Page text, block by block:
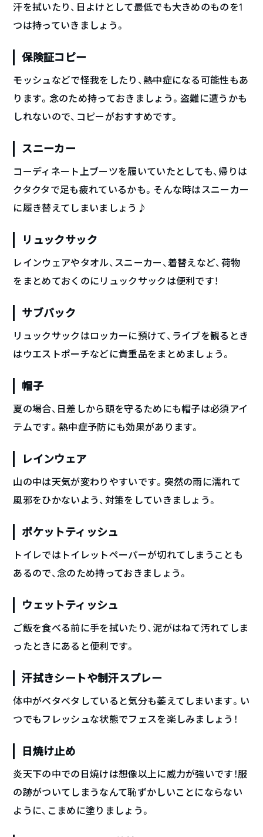
汗を拭いたり、日よけとして最低でも大きめのものを1
つは持っていきましょう。
保険証コピー
モッシュなどで怪我をしたり、熱中症になる可能性もあ
ります。念のため持っておきましょう。盗難に遭うかも
しれないので、コピーがおすすめです。
スニーカー
コーディネート上ブーツを履いていたとしても、帰りは
クタクタで足も疲れているかも。そんな時はスニーカー
に履き替えてしまいましょう♪
リュックサック
レインウェアやタオル、スニーカー、着替えなど、荷物
をまとめておくのにリュックサックは便利です！
サブバック
リュックサックはロッカーに預けて、ライブを観るとき
はウエストポーチなどに貴重品をまとめましょう。
帽子
夏の場合、日差しから頭を守るためにも帽子は必須アイ
テムです。熱中症予防にも効果があります。
レインウェア
山の中は天気が変わりやすいです。突然の雨に濡れて
風邪をひかないよう、対策をしていきましょう。
ポケットティッシュ
トイレではトイレットペーパーが切れてしまうことも
あるので、念のため持っておきましょう。
ウェットティッシュ
ご飯を食べる前に手を拭いたり、泥がはねて汚れてしま
ったときにあると便利です。
汗拭きシートや制汗スプレー
体中がベタベタしていると気分も萎えてしまいます。い
つでもフレッシュな状態でフェスを楽しみましょう！
日焼け止め
炎天下の中での日焼けは想像以上に威力が強いです！服
の跡がついてしまうなんて恥ずかしいことにならない
ように、こまめに塗りましょう。